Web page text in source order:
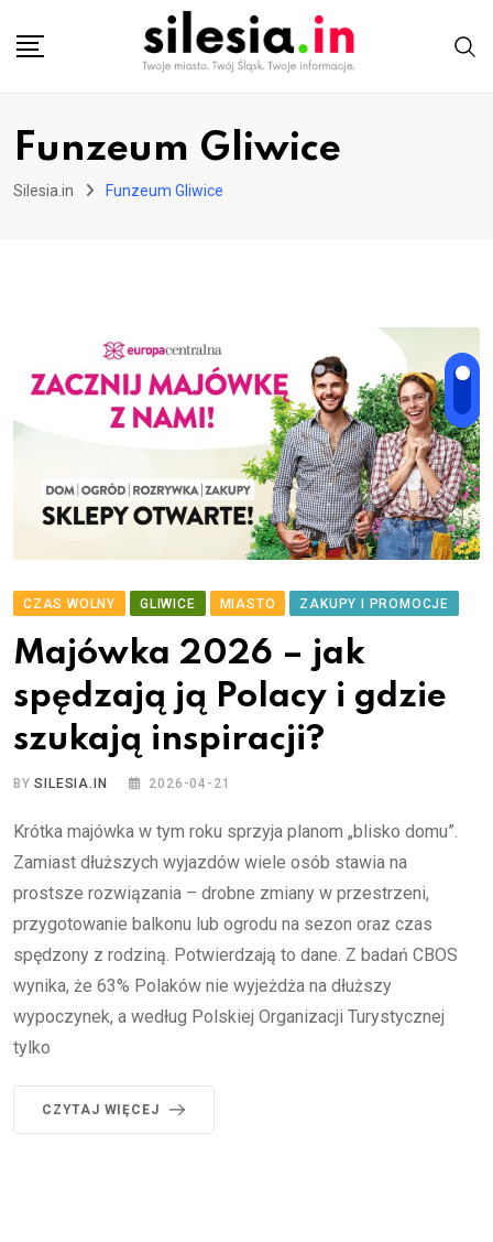
Funzeum Gliwice
Silesia.in Funzeum Gliwice
CZAS WOLNY GLIWICE MIASTO ZAKUPY I PROMOCJE
Majówka 2026 – jak
spędzają ją Polacy i gdzie
szukają inspiracji?
BYSILESIA.IN 2026-04-21
Krótka majówka w tym roku sprzyja planom „blisko domu”.
Zamiast dłuższych wyjazdów wiele osób stawia na
prostsze rozwiązania – drobne zmiany w przestrzeni,
przygotowanie balkonu lub ogrodu na sezon oraz czas
spędzony z rodziną. Potwierdzają to dane. Z badań CBOS
wynika, że 63% Polaków nie wyjeżdża na dłuższy
wypoczynek, a według Polskiej Organizacji Turystycznej
tylko
CZYTAJ WIĘCEJ